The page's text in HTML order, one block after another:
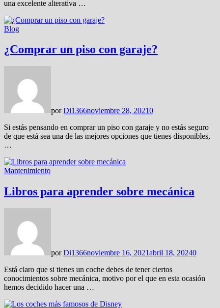
una excelente alterativa …
Blog
¿Comprar un piso con garaje?
porDi1366noviembre 28, 20210
Si estás pensando en comprar un piso con garaje y no estás seguro
de que está sea una de las mejores opciones que tienes disponibles,
…
Mantenimiento
Libros para aprender sobre mecánica
porDi1366noviembre 16, 2021abril 18, 20240
Está claro que si tienes un coche debes de tener ciertos
conocimientos sobre mecánica, motivo por el que en esta ocasión
hemos decidido hacer una …